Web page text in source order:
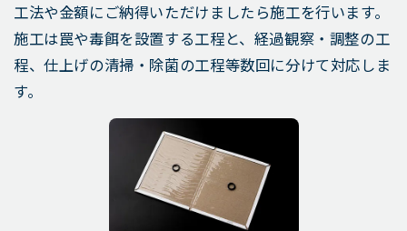
工法や金額にご納得いただけましたら施工を行います。
施工は罠や毒餌を設置する工程と、経過観察・調整の工
程、仕上げの清掃・除菌の工程等数回に分けて対応しま
す。